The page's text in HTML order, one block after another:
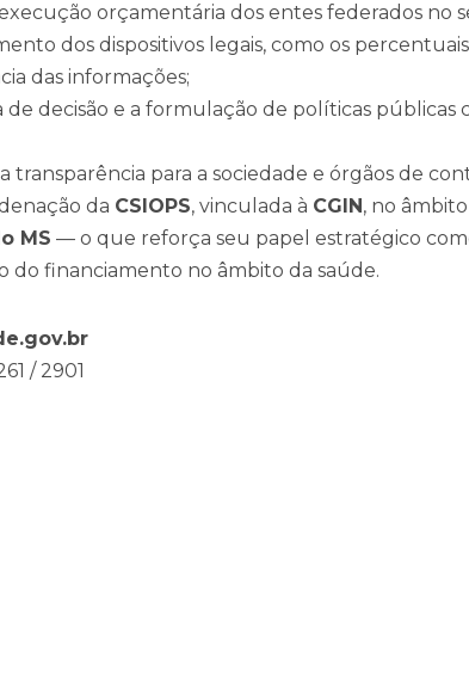
orçamentária dos entes federados no
dos dispositivos legais, como os
das informações;
decisão e a formulação de políticas públicas
transparência para a sociedade e órgãos de
da CSIOPS, vinculada à CGIN, no
MS — o que reforça seu papel estratégico
do financiamento no âmbito da saúde.
/ 2901